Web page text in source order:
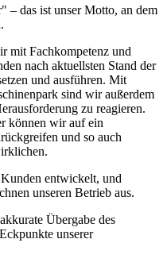
– das ist unser Motto, an dem
mit Fachkompetenz und
nach aktuellsten Stand der
und ausführen. Mit
sind wir außerdem
zu reagieren.
können wir auf ein
und so auch
entwickelt, und
unseren Betrieb aus.
Übergabe des
unserer